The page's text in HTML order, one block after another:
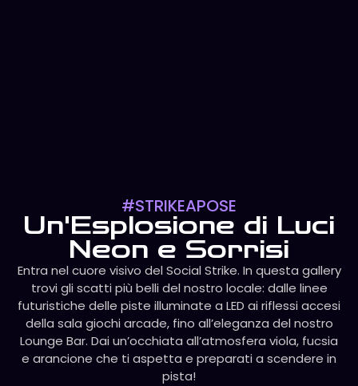
#STRIKEAPOSE
Un'Esplosione di Luci
Neon e Sorrisi
Entra nel cuore visivo del Social Strike. In questa gallery
trovi gli scatti più belli del nostro locale: dalle linee
futuristiche delle piste illuminate a LED ai riflessi accesi
della sala giochi arcade, fino all’eleganza del nostro
Lounge Bar. Dai un’occhiata all’atmosfera viola, fucsia
e arancione che ti aspetta e preparati a scendere in
pista!